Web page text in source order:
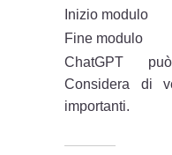
Inizio modulo
Fine modulo
ChatGPT
Considera di
importanti.